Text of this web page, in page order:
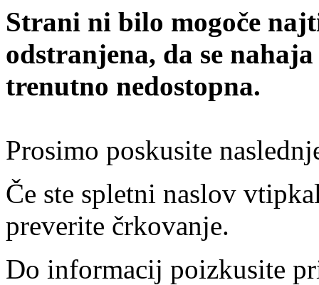
Strani ni bilo mogoče
odstranjena, da se
trenutno nedostopna.
Prosimo poskusite
Če ste spletni naslov
preverite črkovanje.
Do informacij poizkusite